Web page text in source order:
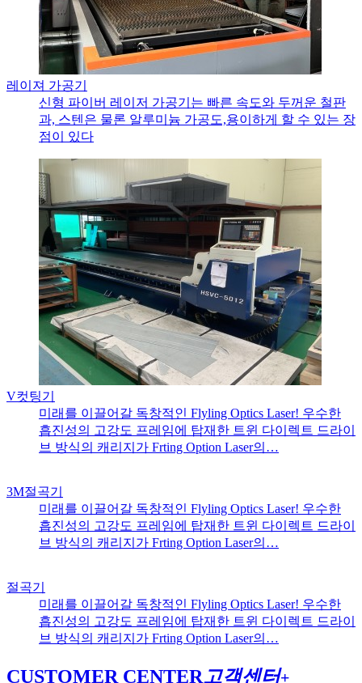
레이져 가공기
신형 파이버 레이저 가공기는 빠른 속도와 두꺼운 철판
과, 스텐은 물론 알루미늄 가공도,용이하게 할 수 있는 장
점이 있다
V컷팅기
미래를 이끌어갈 독창적인 Flyling Optics Laser! 우수한
흡진성의 고강도 프레임에 탑재한 트윈 다이렉트 드라이
브 방식의 캐리지가 Frting Option Laser의…
3M절곡기
미래를 이끌어갈 독창적인 Flyling Optics Laser! 우수한
흡진성의 고강도 프레임에 탑재한 트윈 다이렉트 드라이
브 방식의 캐리지가 Frting Option Laser의…
절곡기
미래를 이끌어갈 독창적인 Flyling Optics Laser! 우수한
흡진성의 고강도 프레임에 탑재한 트윈 다이렉트 드라이
브 방식의 캐리지가 Frting Option Laser의…
CUSTOMER CENTER고객센터+